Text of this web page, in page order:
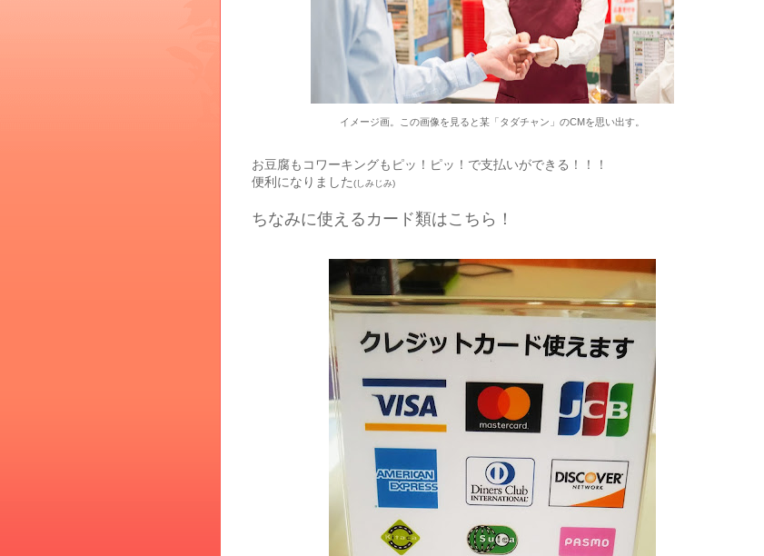
イメージ画。この画像を見ると某「タダチャン」のCMを思い出す。
お豆腐もコワーキングもピッ！ピッ！で支払いができる！！！
便利になりました(しみじみ)
ちなみに使えるカード類はこちら！